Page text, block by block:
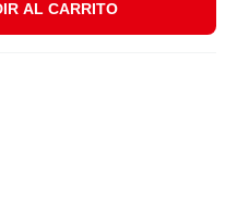
x Galón cantidad
AL CARRITO